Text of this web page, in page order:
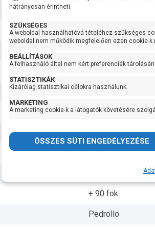
7 méter
1 coll
16,5 méteren 90
AISI 316L
AISI 316L
AISI 316L
+ 90 fok
Pedrollo
hátrányosan érintheti.
SZÜKSÉGES
A weboldal használhatóvá tételéhez szükséges
weboldal nem működik megfelelően ezen cookie-k
BEÁLLÍTÁSOK
A felhasználó által nem kért preferenciák
STATISZTIKÁK
Kizárólag statisztikai célokra használunk.
MARKETING
A marketing cookie-k a látogatók követésére